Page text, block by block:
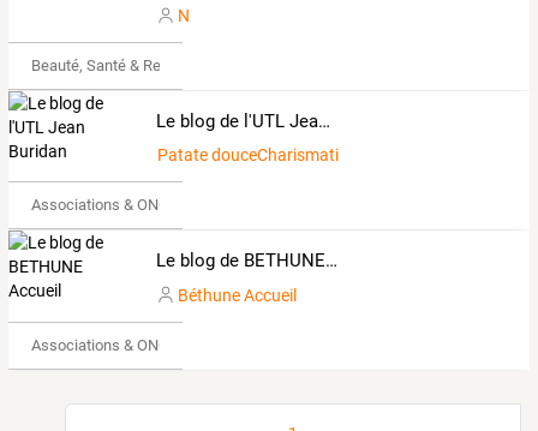
N
Beauté, Santé & Remise en forme
Le blog de l'UTL Jean Buridan
Patate douceCharismatique2633745
Associations & ONG
Le blog de BETHUNE Accueil
Béthune Accueil
Associations & ONG